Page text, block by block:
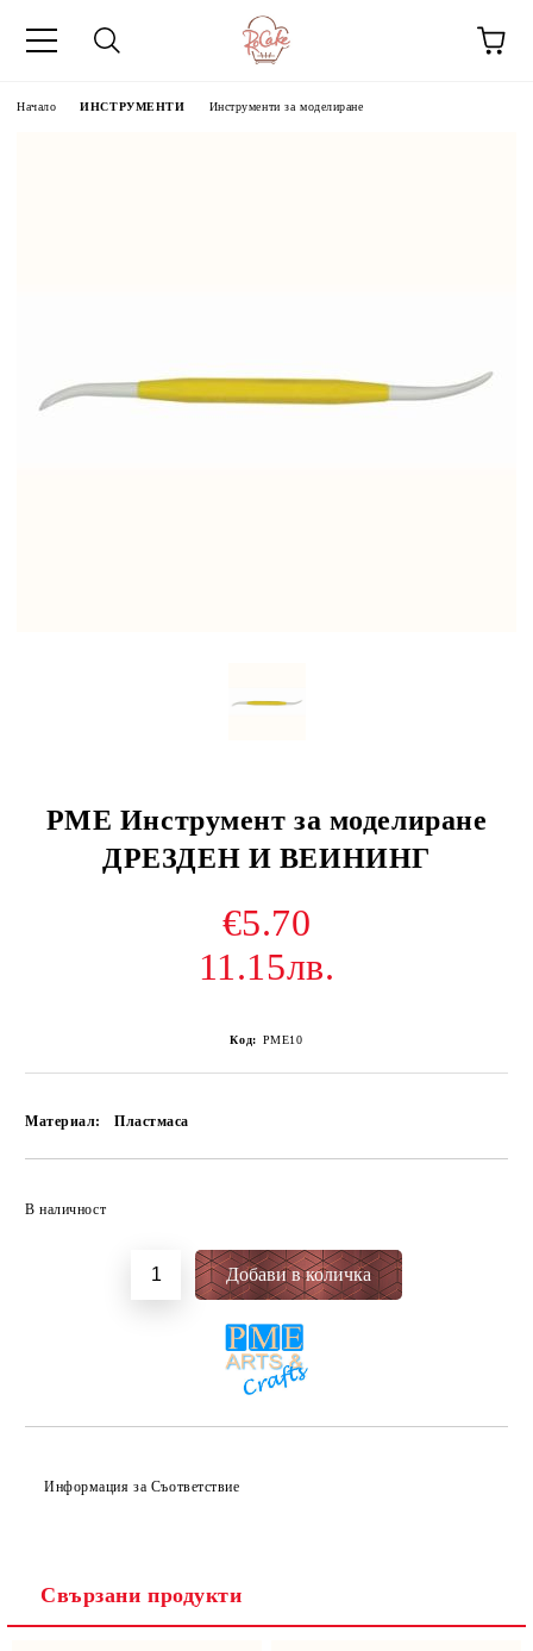
Начало ИНСТРУМЕНТИ Инструменти за моделиране
PME Инструмент за моделиране
ДРЕЗДЕН И ВЕИНИНГ
€5.70
11.15лв.
Код: PME10
Материал: Пластмаса
В наличност
Информация за Съответствие
Свързани продукти